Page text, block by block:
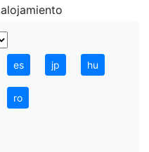
alojamiento
es jp hu
ro